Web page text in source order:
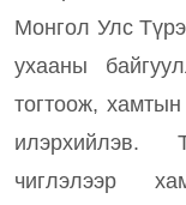
Монгол Улс
ухааны
тогтоож,
илэрхийлэв.
чиглэлээр